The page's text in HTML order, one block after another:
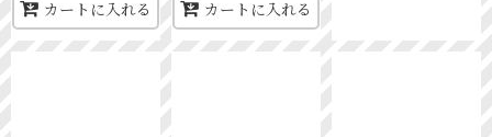
カートに入れる カートに入れる